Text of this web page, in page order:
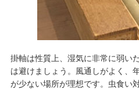
掛軸は性質上、湿気に非常に弱い
は避けましょう。風通しがよく、
が少ない場所が理想です。虫食い